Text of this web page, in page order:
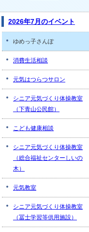
2026年7月のイベント
ゆめっ子さんぽ
消費生活相談
元気はつらつサロン
シニア元気づくり体操教室
（下青山公民館）
こども健康相談
シニア元気づくり体操教室
（総合福祉センターしいの
木）
元気教室
シニア元気づくり体操教室
（冨士学習等供用施設）